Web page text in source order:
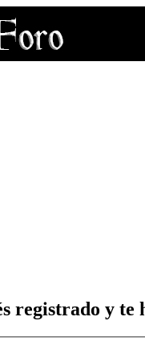
registrado y